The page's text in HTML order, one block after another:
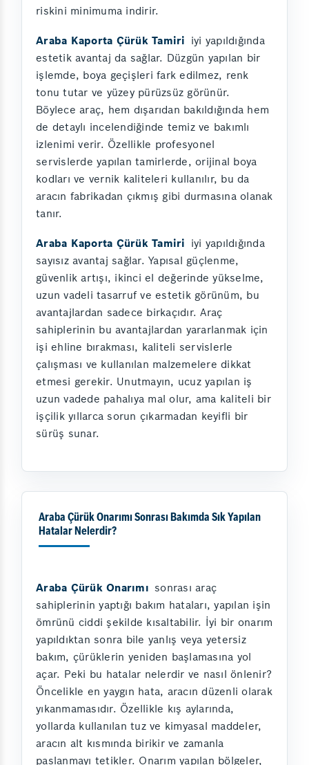
riskini minimuma indirir.
Araba Kaporta Çürük Tamiri iyi yapıldığında
estetik avantaj da sağlar. Düzgün yapılan bir
işlemde, boya geçişleri fark edilmez, renk
tonu tutar ve yüzey pürüzsüz görünür.
Böylece araç, hem dışarıdan bakıldığında hem
de detaylı incelendiğinde temiz ve bakımlı
izlenimi verir. Özellikle profesyonel
servislerde yapılan tamirlerde, orijinal boya
kodları ve vernik kaliteleri kullanılır, bu da
aracın fabrikadan çıkmış gibi durmasına olanak
tanır.
Araba Kaporta Çürük Tamiri iyi yapıldığında
sayısız avantaj sağlar. Yapısal güçlenme,
güvenlik artışı, ikinci el değerinde yükselme,
uzun vadeli tasarruf ve estetik görünüm, bu
avantajlardan sadece birkaçıdır. Araç
sahiplerinin bu avantajlardan yararlanmak için
işi ehline bırakması, kaliteli servislerle
çalışması ve kullanılan malzemelere dikkat
etmesi gerekir. Unutmayın, ucuz yapılan iş
uzun vadede pahalıya mal olur, ama kaliteli bir
işçilik yıllarca sorun çıkarmadan keyifli bir
sürüş sunar.
Araba Çürük Onarımı Sonrası Bakımda Sık Yapılan
Hatalar Nelerdir?
Araba Çürük Onarımı sonrası araç
sahiplerinin yaptığı bakım hataları, yapılan işin
ömrünü ciddi şekilde kısaltabilir. İyi bir onarım
yapıldıktan sonra bile yanlış veya yetersiz
bakım, çürüklerin yeniden başlamasına yol
açar. Peki bu hatalar nelerdir ve nasıl önlenir?
Öncelikle en yaygın hata, aracın düzenli olarak
yıkanmamasıdır. Özellikle kış aylarında,
yollarda kullanılan tuz ve kimyasal maddeler,
aracın alt kısmında birikir ve zamanla
paslanmayı tetikler. Onarım yapılan bölgeler,